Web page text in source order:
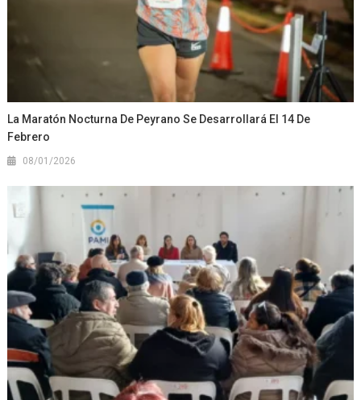
La Maratón Nocturna De Peyrano Se Desarrollará El 14 De
Febrero
08/01/2026